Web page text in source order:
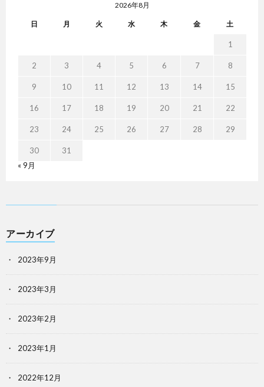
2026年8月
日 月 火 水 木 金 土
1
2 3 4 5 6 7 8
9 10 11 12 13 14 15
16 17 18 19 20 21 22
23 24 25 26 27 28 29
30
31
« 9月
アーカイブ
2023年9月
2023年3月
2023年2月
2023年1月
2022年12月